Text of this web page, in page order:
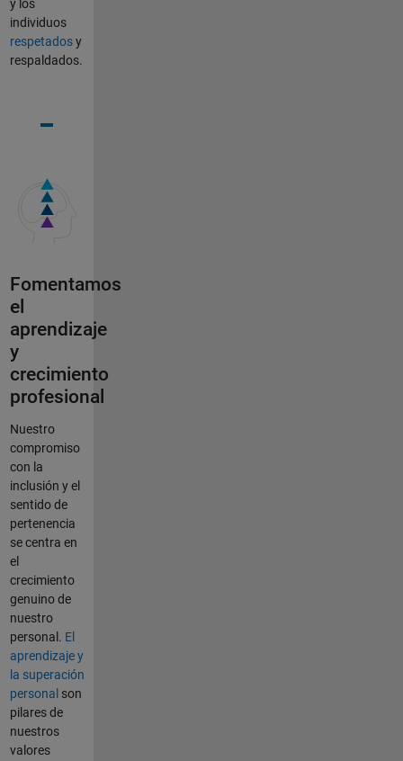
y los
individuos
respetadosy
respaldados.
Fomentamos
el
aprendizaje
y
crecimiento
profesional
Nuestro
compromiso
con la
inclusión y el
sentido de
pertenencia
se centra en
el
crecimiento
genuino de
nuestro
personal. El
aprendizaje y
la superación
personal son
pilares de
nuestros
valores